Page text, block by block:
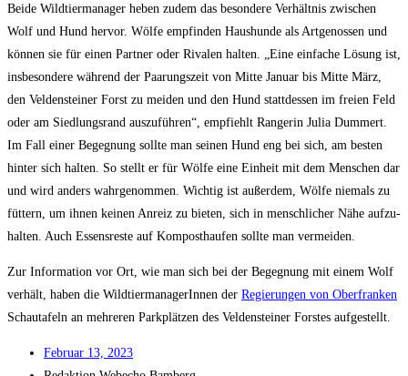
Bei­de Wild­tier­ma­na­ger heben zudem das beson­de­re Ver­hält­nis zwi­schen
Wolf und Hund her­vor. Wöl­fe emp­fin­den Haus­hun­de als Art­ge­nos­sen und
kön­nen sie für einen Part­ner oder Riva­len hal­ten. „Eine ein­fa­che Lösung ist,
ins­be­son­de­re wäh­rend der Paa­rungs­zeit von Mit­te Janu­ar bis Mit­te März,
den Vel­den­stei­ner Forst zu mei­den und den Hund statt­des­sen im frei­en Feld
oder am Sied­lungs­rand aus­zu­füh­ren“, emp­fiehlt Ran­ge­rin Julia Dum­mert.
Im Fall einer Begeg­nung soll­te man sei­nen Hund eng bei sich, am bes­ten
hin­ter sich hal­ten. So stellt er für Wöl­fe eine Ein­heit mit dem Men­schen dar
und wird anders wahr­ge­nom­men. Wich­tig ist außer­dem, Wöl­fe nie­mals zu
füt­tern, um ihnen kei­nen Anreiz zu bie­ten, sich in mensch­li­cher Nähe auf­zu­
hal­ten. Auch Essens­res­te auf Kom­post­hau­fen soll­te man vermeiden.
Zur Infor­ma­ti­on vor Ort, wie man sich bei der Begeg­nung mit einem Wolf
ver­hält, haben die Wild­tier­ma­na­ge­rIn­nen der Regie­run­gen von Ober­fran­ken
Schau­ta­feln an meh­re­ren Park­plät­zen des Vel­den­stei­ner Fors­tes aufgestellt.
Febru­ar 13, 2023